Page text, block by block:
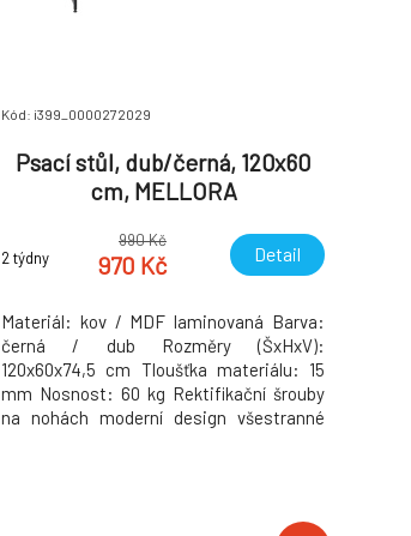
Kód: i399_0000272029
Psací stůl, dub/černá, 120x60
cm, MELLORA
2 týdny
990 Kč
970 Kč Detail
Materiál: kov / MDF laminovaná Barva:
černá / dub Rozměry (ŠxHxV):
120x60x74,5 cm Tloušťka materiálu: 15
mm Nosnost: 60 kg Rektifikační šrouby
na nohách moderní design všestranné